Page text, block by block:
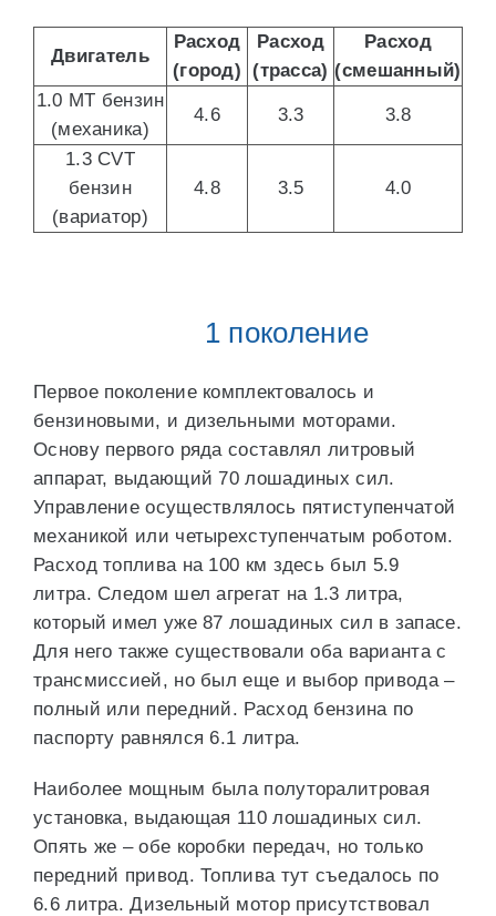
Двигатель
Расход
(город)
Расход
(трасса)
Расход
(смешанный)
1.0 MT бензин
(механика)
4.6 3.3 3.8
1.3 CVT
бензин
(вариатор)
4.8 3.5 4.0
1 поколение
Первое поколение комплектовалось и
бензиновыми, и дизельными моторами.
Основу первого ряда составлял литровый
аппарат, выдающий 70 лошадиных сил.
Управление осуществлялось пятиступенчатой
механикой или четырехступенчатым роботом.
Расход топлива на 100 км здесь был 5.9
литра. Следом шел агрегат на 1.3 литра,
который имел уже 87 лошадиных сил в запасе.
Для него также существовали оба варианта с
трансмиссией, но был еще и выбор привода –
полный или передний. Расход бензина по
паспорту равнялся 6.1 литра.
Наиболее мощным была полуторалитровая
установка, выдающая 110 лошадиных сил.
Опять же – обе коробки передач, но только
передний привод. Топлива тут съедалось по
6.6 литра. Дизельный мотор присутствовал